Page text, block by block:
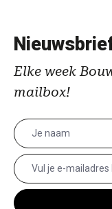
Elke week
mailbox!